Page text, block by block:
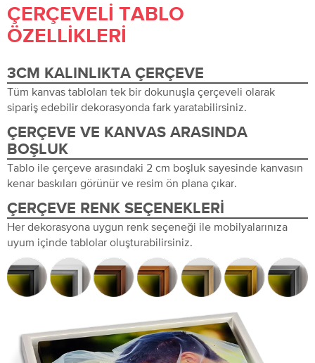
ÇERÇEVELI TABLO
ÖZELLIKLERI
3CM KALINLIKTA ÇERÇEVE
Tüm kanvas tabloları tek bir dokunuşla çerçeveli olarak
sipariş edebilir dekorasyonda fark yaratabilirsiniz.
ÇERÇEVE VE KANVAS ARASINDA
BOŞLUK
Tablo ile çerçeve arasındaki 2 cm boşluk sayesinde kanvasın
kenar baskıları görünür ve resim ön plana çıkar.
ÇERÇEVE RENK SEÇENEKLERI
Her dekorasyona uygun renk seçeneği ile mobilyalarınıza
uyum içinde tablolar oluşturabilirsiniz.